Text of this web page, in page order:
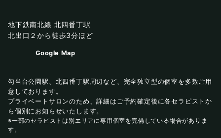
地下鉄南北線 北四番丁駅
北出口２から徒歩3分ほど
Google Map
勾当台公園駅、北四番丁駅周辺など、完全独立型の個室を多数ご用
意しております。
プライベートサロンのため、詳細はご予約確定後に各セラピストか
ら個別にお知らせいたします。
※一部のセラピストは別エリアに専用個室を完備している場合がありま
す。